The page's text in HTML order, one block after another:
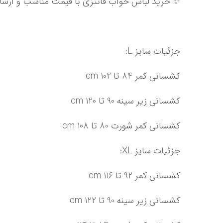
جزئیات سایز L:
کشسانی کمر 84 تا 102 cm
کشسانی زیر سینه 90 تا 120 cm
کشسانی کمر شورت 80 تا 108 cm
جزئیات سایز XL:
کشسانی کمر 92 تا 116 cm
کشسانی زیر سینه 90 تا 122 cm